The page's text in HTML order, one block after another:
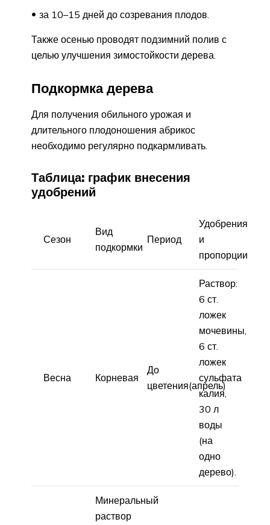
за 10–15 дней до созревания плодов.
Также осенью проводят подзимний полив с
целью улучшения зимостойкости дерева.
Подкормка дерева
Для получения обильного урожая и
длительного плодоношения абрикос
необходимо регулярно подкармливать.
Таблица: график внесения
удобрений
Сезон
Вид
подкормки
Период
Удобрения
и
пропорции
Весна Корневая
До
цветения(апрель)
Раствор:
6 ст.
ложек
мочевины,
6 ст.
ложек
сульфата
калия,
30 л
воды
(на
одно
дерево).
Минеральный
раствор